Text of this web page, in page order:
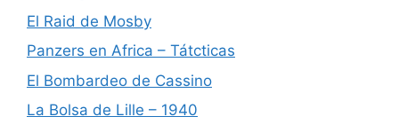
El Raid de Mosby
Panzers en Africa – Tátcticas
El Bombardeo de Cassino
La Bolsa de Lille – 1940